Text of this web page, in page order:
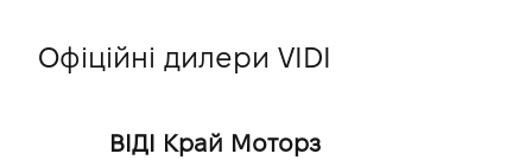
Офіційні дилери VIDI
ВІДІ Край Моторз